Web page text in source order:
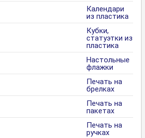
Календари
из пластика
Кубки,
статуэтки из
пластика
Настольные
флажки
Печать на
брелках
Печать на
пакетах
Печать на
ручках